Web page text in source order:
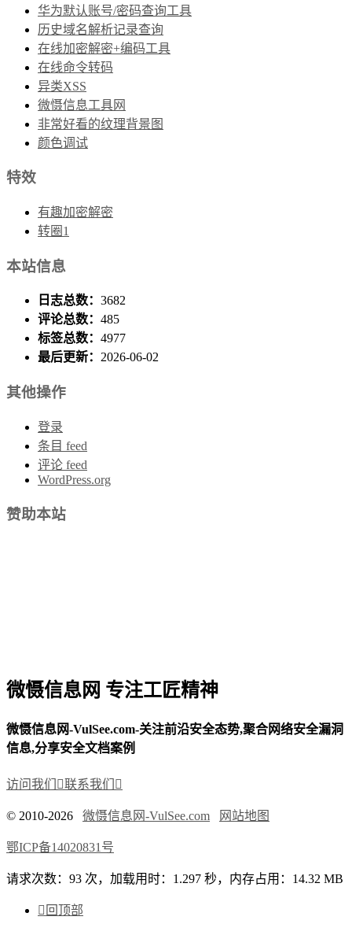
华为默认账号/密码查询工具
历史域名解析记录查询
在线加密解密+编码工具
在线命令转码
异类XSS
微慑信息工具网
非常好看的纹理背景图
颜色调试
特效
有趣加密解密
转圈1
本站信息
日志总数： 3682
评论总数： 485
标签总数： 4977
最后更新： 2026-06-02
其他操作
登录
条目 feed
评论 feed
WordPress.org
赞助本站
微慑信息网 专注工匠精神
微慑信息网-VulSee.com-关注前沿安全态势,聚合网络安全漏洞
信息,分享安全文档案例
访问我们 联系我们 
© 2010-2026 微慑信息网-VulSee.com 网站地图
鄂ICP备14020831号
请求次数：93 次，加载用时：1.297 秒，内存占用：14.32 MB
 回顶部